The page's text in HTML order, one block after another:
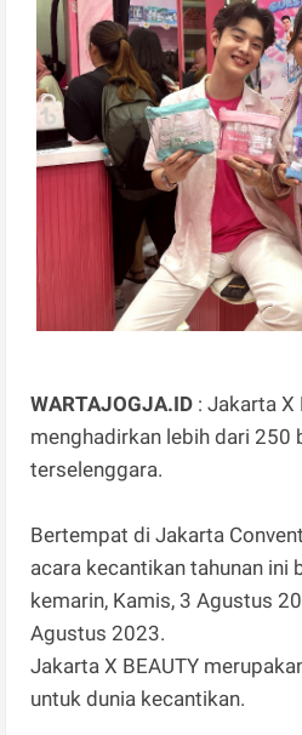
WARTAJOGJA.ID : Jakarta X
menghadirkan lebih dari 250
terselenggara.
Bertempat di Jakarta
acara kecantikan tahunan ini
kemarin, Kamis, 3 Agustus
Agustus 2023.
Jakarta X BEAUTY
untuk dunia kecantikan.